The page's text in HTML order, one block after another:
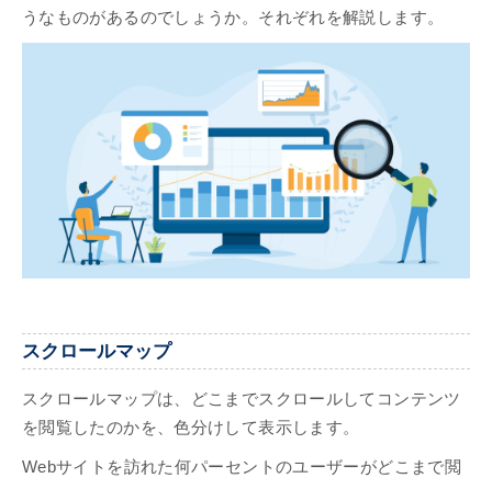
うなものがあるのでしょうか。それぞれを解説します。
スクロールマップ
スクロールマップは、どこまでスクロールしてコンテンツ
を閲覧したのかを、色分けして表示します。
Webサイトを訪れた何パーセントのユーザーがどこまで閲